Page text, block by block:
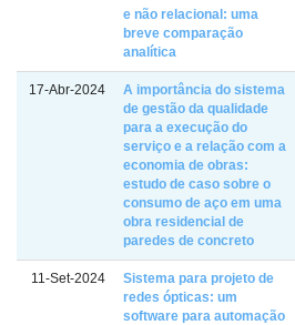
e não relacional: uma
breve comparação
analítica
17-Abr-2024
A importância do sistema
de gestão da qualidade
para a execução do
serviço e a relação com a
economia de obras:
estudo de caso sobre o
consumo de aço em uma
obra residencial de
paredes de concreto
11-Set-2024
Sistema para projeto de
redes ópticas: um
software para automação